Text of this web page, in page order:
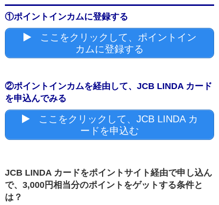
①ポイントインカムに登録する
ここをクリックして、ポイントイン
カムに登録する
②ポイントインカムを経由して、JCB LINDA カード
を申込んでみる
ここをクリックして、JCB LINDA カ
ードを申込む
JCB LINDA カードをポイントサイト経由で申し込ん
で、3,000円相当分のポイントをゲットする条件と
は？